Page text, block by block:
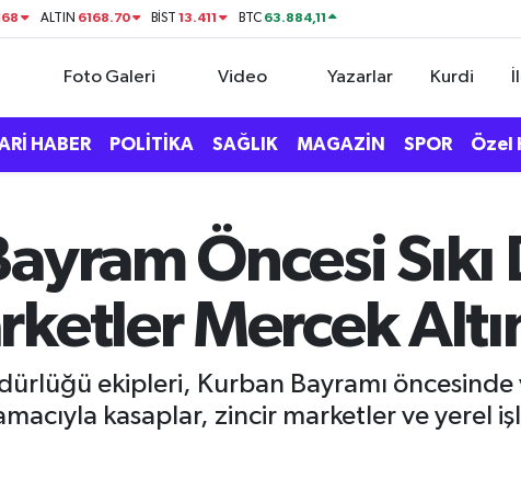
ALTIN 6168.70 BİST13.411 BTC 63.884,11
Foto Galeri Video Yazarlar Kurdi
HABER POLİTİKA SAĞLIK MAGAZİN SPOR Özel
Öncesi
Mercek
ekipleri, Kurban Bayramı öncesinde
kasaplar, zincir marketler ve yerel